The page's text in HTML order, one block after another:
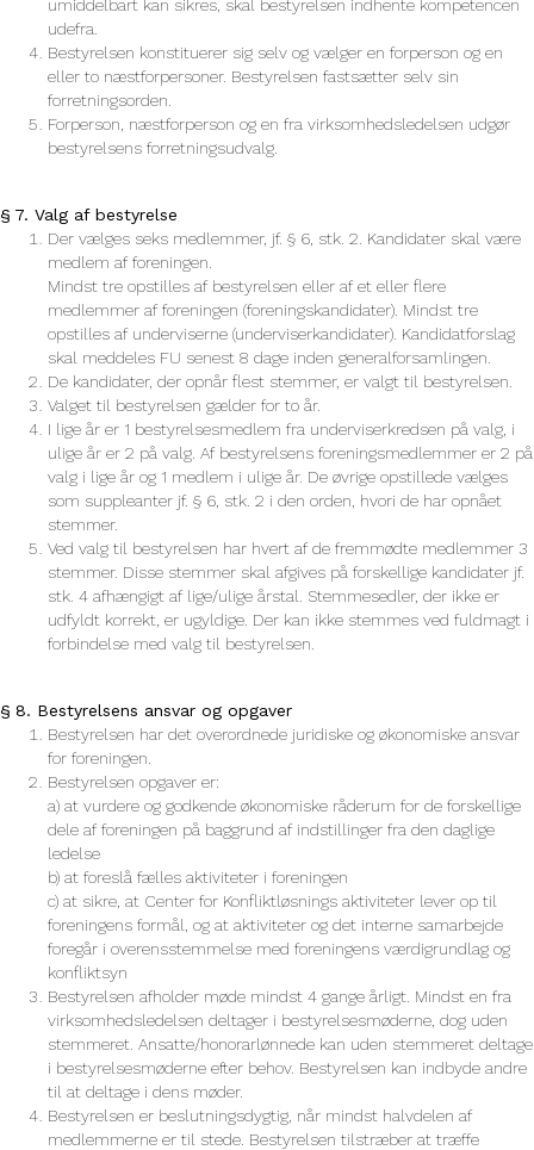
umiddelbart kan sikres, skal bestyrelsen indhente kompetencen
udefra.
Bestyrelsen konstituerer sig selv og vælger en forperson og en
eller to næstforpersoner. Bestyrelsen fastsætter selv sin
forretningsorden.
Forperson, næstforperson og en fra virksomhedsledelsen udgør
bestyrelsens forretningsudvalg.
§ 7. Valg af bestyrelse
Der vælges seks medlemmer, jf. § 6, stk. 2. Kandidater skal være
medlem af foreningen.
Mindst tre opstilles af bestyrelsen eller af et eller flere
medlemmer af foreningen (foreningskandidater). Mindst tre
opstilles af underviserne (underviserkandidater). Kandidatforslag
skal meddeles FU senest 8 dage inden generalforsamlingen.
De kandidater, der opnår flest stemmer, er valgt til bestyrelsen.
Valget til bestyrelsen gælder for to år.
I lige år er 1 bestyrelsesmedlem fra underviserkredsen på valg, i
ulige år er 2 på valg. Af bestyrelsens foreningsmedlemmer er 2 på
valg i lige år og 1 medlem i ulige år. De øvrige opstillede vælges
som suppleanter jf. § 6, stk. 2 i den orden, hvori de har opnået
stemmer.
Ved valg til bestyrelsen har hvert af de fremmødte medlemmer 3
stemmer. Disse stemmer skal afgives på forskellige kandidater jf.
stk. 4 afhængigt af lige/ulige årstal. Stemmesedler, der ikke er
udfyldt korrekt, er ugyldige. Der kan ikke stemmes ved fuldmagt i
forbindelse med valg til bestyrelsen.
§ 8. Bestyrelsens ansvar og opgaver
Bestyrelsen har det overordnede juridiske og økonomiske ansvar
for foreningen.
Bestyrelsen opgaver er:
a) at vurdere og godkende økonomiske råderum for de forskellige
dele af foreningen på baggrund af indstillinger fra den daglige
ledelse
b) at foreslå fælles aktiviteter i foreningen
c) at sikre, at Center for Konfliktløsnings aktiviteter lever op til
foreningens formål, og at aktiviteter og det interne samarbejde
foregår i overensstemmelse med foreningens værdigrundlag og
konfliktsyn
Bestyrelsen afholder møde mindst 4 gange årligt. Mindst en fra
virksomhedsledelsen deltager i bestyrelsesmøderne, dog uden
stemmeret. Ansatte/honorarlønnede kan uden stemmeret deltage
i bestyrelsesmøderne efter behov. Bestyrelsen kan indbyde andre
til at deltage i dens møder.
Bestyrelsen er beslutningsdygtig, når mindst halvdelen af
medlemmerne er til stede. Bestyrelsen tilstræber at træffe